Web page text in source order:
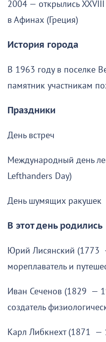
2004 — открылись
в Афинах (Греция)
История города
В 1963 году в поселке
памятник участникам
Праздники
День встреч
Международный день
Lefthanders Day)
День шумящих ракушек
В этот день родились
Юрий Лисянский (1773
мореплаватель и
Иван Сеченов (1829 —
создатель
Карл Либкнехт (1871 —